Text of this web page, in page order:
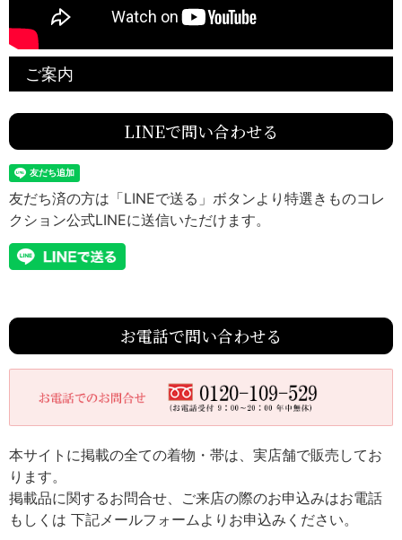
ご案内
本サイトに掲載の全ての着物・帯は、実店舗で販売してお
ります。
掲載品に関するお問合せ、ご来店の際のお申込みはお電話
もしくは 下記メールフォームよりお申込みください。
LINEで問い合わせる
友だち済の方は「LINEで送る」ボタンより特選きものコレ
クション公式LINEに送信いただけます。
お電話で問い合わせる